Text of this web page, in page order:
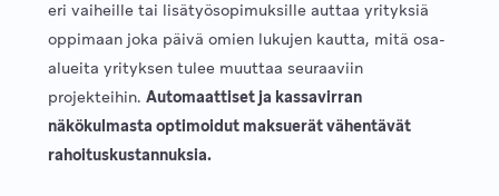
eri vaiheille tai lisätyösopimuksille auttaa yrityksiä
oppimaan joka päivä omien lukujen kautta, mitä osa-
alueita yrityksen tulee muuttaa seuraaviin
projekteihin. Automaattiset ja kassavirran
näkökulmasta optimoidut maksuerät vähentävät
rahoituskustannuksia.